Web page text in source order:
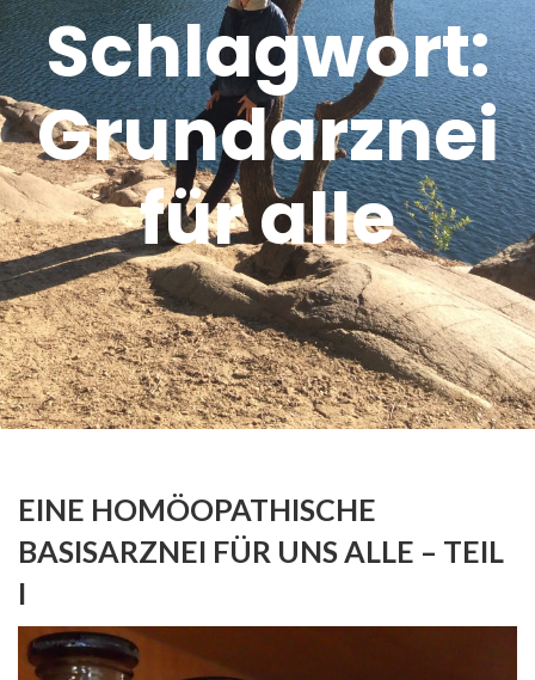
Schlagwort:
Grundarznei
für alle
EINE HOMÖOPATHISCHE
BASISARZNEI FÜR UNS ALLE – TEIL
I